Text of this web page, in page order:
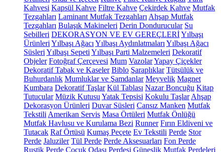
Kahvesi Kapsül Kahve Filtre Kahve Çekirdek Kahve Mutfak
Tezgahları Laminant Mutfak Tezgahları Ahşap Mutfak
Tezgahları Bulaşık Makineleri Derin Dondurucular Su
Sebilleri DEKORASYON VE EV GEREÇLERİYılbaşı
Ürünleri Yılbaşı Ağacı Yılbaşı Aydınlatmaları Yılbaşı Ağacı
Süsleri Yılbaşı Sepeti Yılbaşı Parti Malzemeleri Dekoratif
Objeler Fotoğraf Çerçevesi Mum VazolarYapay Çiçekler
Dekoratif Tabak ve Kaseler Biblo Şaraplıklar Tütsülük ve
Buhurdanlık Mumluklar ve Şamdanlar Meyvelik Magnet
Kumbara Dekoratif Taşlar Kül Tablası Nazar Boncuğu Kitap
Tutucular Müzik Kutusu Yatak Tepsisi Kokulu Taşlar Ahşap
Dekorasyon Ürünleri Duvar Süsleri Cansız Manken Mutfak
Tekstili Amerikan Servis Masa Örtüleri Mutfak Önlüğü
Mutfak Havlusu ve Kurulama Bezi Runner Fırın Eldiveni ve
Tutacak Raf Örtüsü Kumaş Peçete Ev Tekstili Perde Stor
Perde Jaluziler Tül Perde Perde Aksesuarları Fon Perde
Rustik Perde Çocuk Odası Perdesi Güneşlik Mutfak Perdeleri